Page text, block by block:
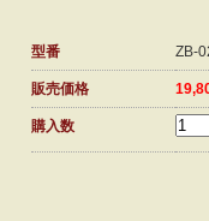
型番 ZB-
販売価格
購入数